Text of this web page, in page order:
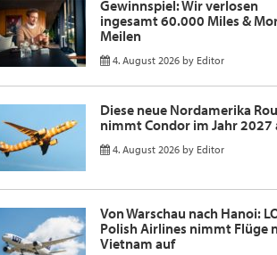
Gewinnspiel: Wir verlosen
ingesamt 60.000 Miles &
Meilen
4. August 2026 by Editor
Diese neue Nordamerika
nimmt Condor im Jahr 2027
4. August 2026 by Editor
Von Warschau nach Hanoi:
Polish Airlines nimmt Flüge
Vietnam auf